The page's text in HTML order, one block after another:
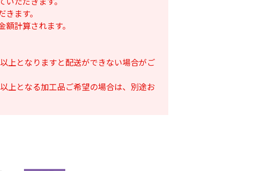
ます。
計算されます。
上となりますと配送ができない場合がご
上となる加工品ご希望の場合は、別途お